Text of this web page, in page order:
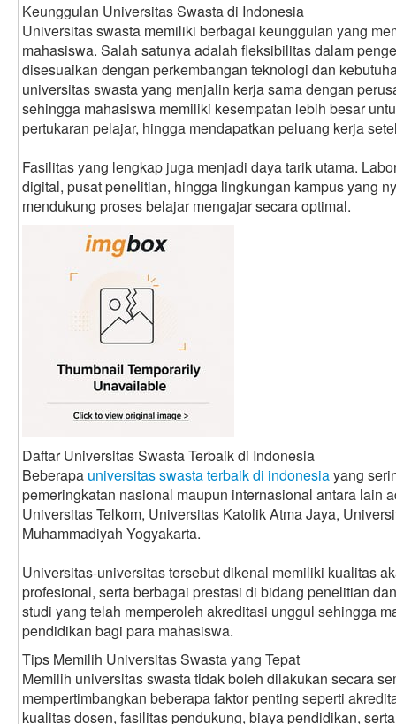
Keunggulan Universitas Swasta di Indonesia
Universitas swasta memiliki berbagai keunggulan yang
mahasiswa. Salah satunya adalah fleksibilitas dalam
disesuaikan dengan perkembangan teknologi dan
universitas swasta yang menjalin kerja sama dengan
sehingga mahasiswa memiliki kesempatan lebih besar
pertukaran pelajar, hingga mendapatkan peluang kerja
Fasilitas yang lengkap juga menjadi daya tarik utama.
digital, pusat penelitian, hingga lingkungan kampus yang
mendukung proses belajar mengajar secara optimal.
Daftar Universitas Swasta Terbaik di Indonesia
Beberapa universitas swasta terbaik di indonesiayang
pemeringkatan nasional maupun internasional antara lain
Universitas Telkom, Universitas Katolik Atma Jaya,
Muhammadiyah Yogyakarta.
Universitas-universitas tersebut dikenal memiliki kualitas
profesional, serta berbagai prestasi di bidang penelitian
studi yang telah memperoleh akreditasi unggul sehingga
pendidikan bagi para mahasiswa.
Tips Memilih Universitas Swasta yang Tepat
Memilih universitas swasta tidak boleh dilakukan secara
mempertimbangkan beberapa faktor penting seperti
kualitas dosen, fasilitas pendukung, biaya pendidikan,